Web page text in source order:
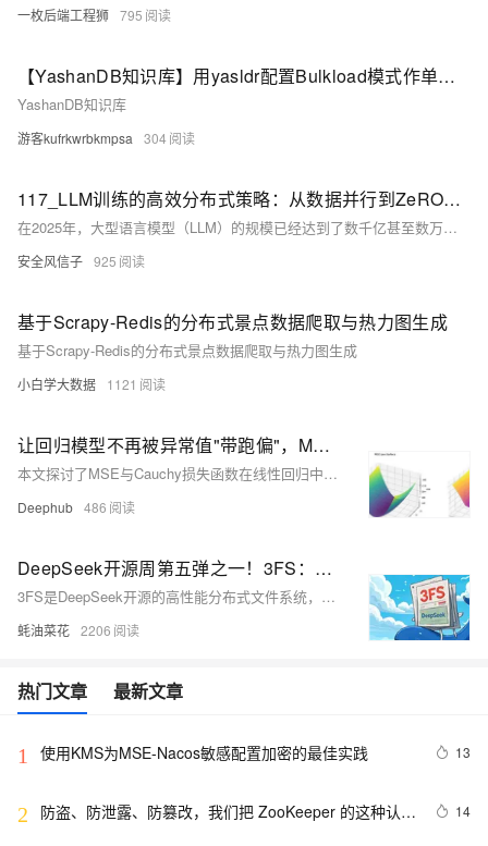
一枚后端工程狮 795
【YashanDB知识库】用yasldr配置Bulkload模式作单线程迁移300G的业务数据到分布式数据库，迁移任务频繁出错
YashanDB知识库
游客kufrkwrbkmpsa 304
117_LLM训练的高效分布式策略：从数据并行到ZeRO优化
在2025年，大型语言模型（LLM）的规模已经达到了数千亿甚至数万亿参数，训练这样的庞然大物需要先进的分布式训练技术支持。本文将深入探讨LLM训练中的高效分布式策略，从基础的数据并行到最先进的ZeRO优化技术，为读者提供全面且实用的技术指南。
安全风信子 925
基于Scrapy-Redis的分布式景点数据爬取与热力图生成
基于Scrapy-Redis的分布式景点数据爬取与热力图生成
小白学大数据 1121
让回归模型不再被异常值"带跑偏"，MSE和Cauchy损失函数在噪声数据环境下的实战对比
本文探讨了MSE与Cauchy损失函数在线性回归中的表现，特别是在含噪声数据环境下的差异。研究发现，MSE虽具良好数学性质，但对异常值敏感；而Cauchy通过其对数惩罚机制降低异常值影响，展现出更强稳定性。实验结果表明，Cauchy损失函数在处理含噪声数据时参数估计更接近真实值，为实际应用提供了更鲁棒的选择。
Deephub 486
DeepSeek开源周第五弹之一！3FS：支撑V3/R1模型数据访问的高性能分布式文件系统
3FS是DeepSeek开源的高性能分布式文件系统，专为AI训练和推理任务设计，提供高达6.6 TiB/s的读取吞吐量，支持强一致性保障和通用文件接口，优化AI工作负载。
蚝油菜花 2206
热门文章 最新文章
1 使用KMS为MSE-Nacos敏感配置加密的最佳实践 13
2
防盗、防泄露、防篡改，我们把 ZooKeeper 的这种认证
14